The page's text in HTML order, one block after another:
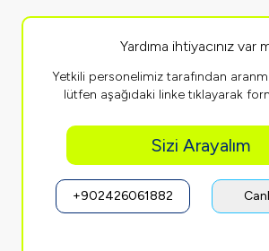
Yardıma ihtiyacınız var
Yetkili personelimiz tarafından
lütfen aşağıdaki linke tıklayarak
Sizi Arayalım
+902426061882